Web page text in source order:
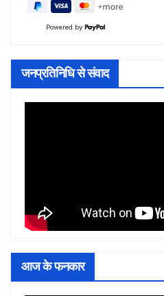
Powered by
जनप्रतिनिधि से संवाद
आज के फनकार